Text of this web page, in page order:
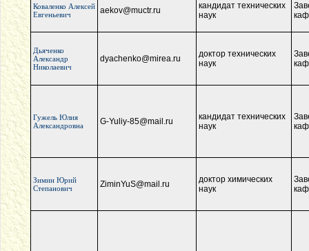
Коваленко Алексей
Евгеньевич
aekov@muctr.ru
кандидат технических
наук
Дьяченко
Александр
Николаевич
dyachenko@mirea.ru
доктор технических
наук
Гужель Юлия
Александровна
G-Yuliy-85@mail.ru
кандидат технических
наук
Зимин Юрий
Степанович
ZiminYuS@mail.ru
доктор химических
наук